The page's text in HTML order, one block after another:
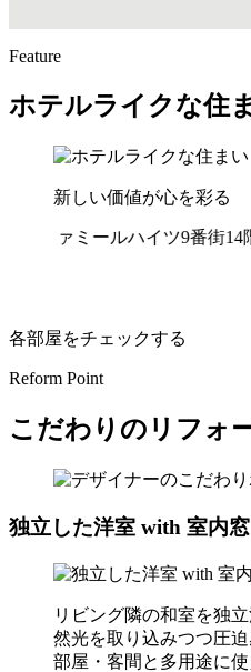
Feature
ホテルライクな住
新しい価値が心を彩る
各部屋をチェックする
Reform Point
こだわりのリフォ
独立した洋室 with 室内窓
リビング隣の和室を独
然光を取り込みつつ圧
部屋・客間と多用途に使